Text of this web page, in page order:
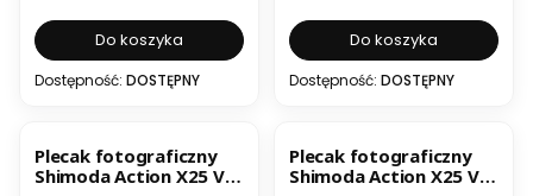
Do koszyka
Dostępność: DOSTĘPNY
Do koszyka
Dostępność: DOSTĘPNY
Plecak fotograficzny
Shimoda Action X25 V2
Plecak fotograficzny
Shimoda Action X25 V2